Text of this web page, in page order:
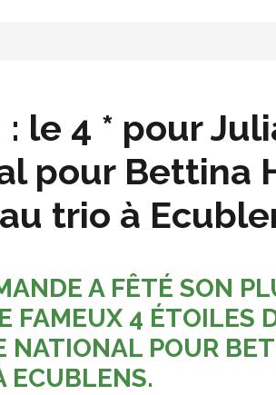
le 4 * pour
pour Bettina
trio à
A FÊTÉ SON
FAMEUX 4 ÉTOILES
NATIONAL POUR
ECUBLENS.